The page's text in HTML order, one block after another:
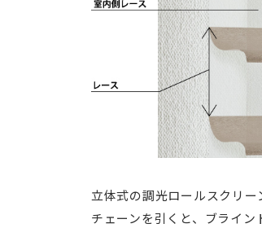
立体式の調光ロールスクリー
チェーンを引くと、ブライン